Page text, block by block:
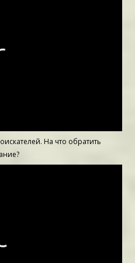
На что обратить